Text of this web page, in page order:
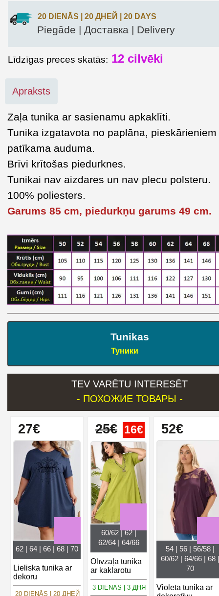
20 DIENĀS | 20 ДНЕЙ | 20 DAYS
Piegāde | Доставка | Delivery
Līdzīgas preces skatās: 12 cilvēki
Apraksts
Zaļa tunika ar sasienamu apkaklīti.
Tunika izgatavota no paplāna, pieskārieniem
patīkama auduma.
Brīvi krītošas piedurknes.
Tunikai nav aizdares un nav plecu polsteru.
100% poliesters.
Garums 85 cm, piedurkņu garums 49 cm.
Tunikas
Туники
TEV VARĒTU INTERESĒT
- ПОХОЖИЕ ТОВАРЫ -
27€
62 | 64 | 66 | 68 | 70
Lieliska tunika ar
dekoru
20 DIENĀS | 20 ДНЕЙ
25€ 16€
60/62 | 62 |
62/64 | 64/66
Olīvzaļa tunika
ar kaklarotu
3 DIENĀS | 3 ДНЯ
52€
54 | 56 | 56/58 |
60/62 | 64/66 | 68 |
70
Violeta tunika ar